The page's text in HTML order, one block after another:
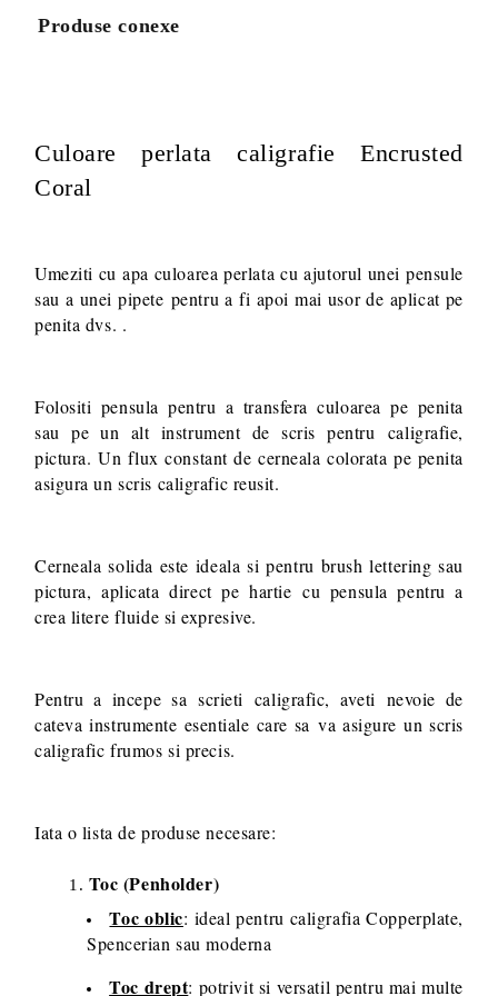
Produse conexe
Culoare perlata caligrafie Encrusted
Coral
Umeziti cu apa culoarea perlata cu ajutorul unei pensule
sau a unei pipete pentru a fi apoi mai usor de aplicat pe
penita dvs. .
Folositi pensula pentru a transfera culoarea pe penita
sau pe un alt instrument de scris pentru caligrafie,
pictura. Un flux constant de cerneala colorata pe penita
asigura un scris caligrafic reusit.
Cerneala solida este ideala si pentru brush lettering sau
pictura, aplicata direct pe hartie cu pensula pentru a
crea litere fluide si expresive.
Pentru a incepe sa scrieti caligrafic, aveti nevoie de
cateva instrumente esentiale care sa va asigure un scris
caligrafic frumos si precis.
Iata o lista de produse necesare:
Toc (Penholder)
Toc oblic: ideal pentru caligrafia Copperplate,
Spencerian sau moderna
Toc drept: potrivit si versatil pentru mai multe